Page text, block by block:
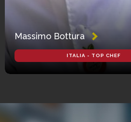
Massimo Bottura
ITALIA - TOP CHEF